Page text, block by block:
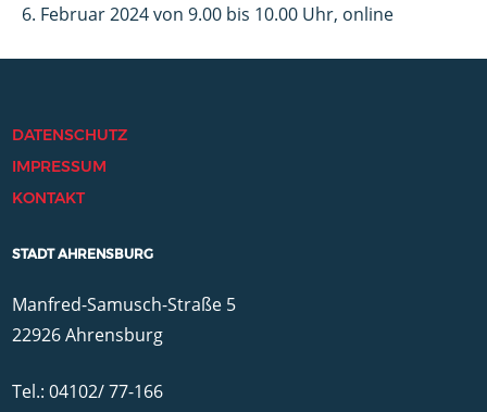
6. Februar 2024 von 9.00 bis 10.00 Uhr, online
DATENSCHUTZ
IMPRESSUM
KONTAKT
STADT AHRENSBURG
Manfred-Samusch-Straße 5
22926 Ahrensburg
Tel.: 04102/ 77-166